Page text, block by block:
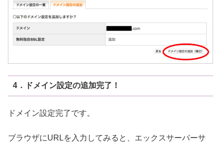
4．ドメイン設定の追加完了！
ドメイン設定完了です。
ブラウザにURLを入力してみると、エックスサーバーサ